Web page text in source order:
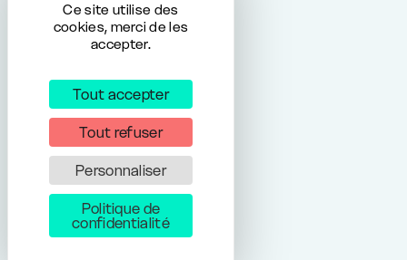
Ce site utilise des
cookies, merci de les
accepter.
Tout accepter
Tout refuser
Personnaliser
Politique de
confidentialité